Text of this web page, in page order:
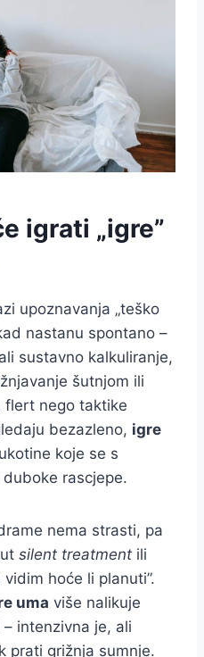
igrati „igre”
upoznavanja „teško
nastanu spontano –
sustavno kalkuliranje,
šutnjom ili
flert nego taktike
bezazleno, igre
koje se s
rascjepe.
nema strasti, pa
silent treatment ili
hoće li planuti”.
uma više nalikuje
intenzivna je, ali
prati grižnja sumnje.